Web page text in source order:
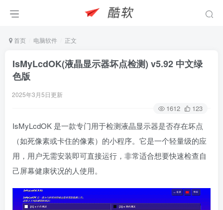
首页 电脑软件 正文
IsMyLcdOK(液晶显示器坏点检测) v5.92 中文绿
色版
2025年3月5日更新
1612 123
IsMyLcdOK 是一款专门用于检测液晶显示器是否存在坏点
（如死像素或卡住的像素）的小程序。它是一个轻量级的应
用，用户无需安装即可直接运行，非常适合想要快速检查自
己屏幕健康状况的人使用。